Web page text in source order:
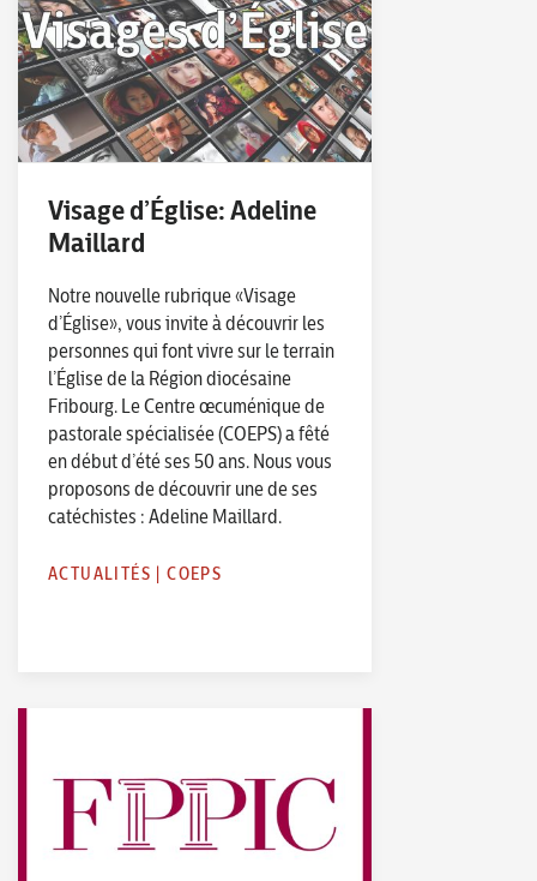
Visage d’Église: Adeline
Maillard
Notre nouvelle rubrique «Visage
d’Église», vous invite à découvrir les
personnes qui font vivre sur le terrain
l’Église de la Région diocésaine
Fribourg. Le Centre œcuménique de
pastorale spécialisée (COEPS) a fêté
en début d’été ses 50 ans. Nous vous
proposons de découvrir une de ses
catéchistes : Adeline Maillard.
ACTUALITÉS |COEPS